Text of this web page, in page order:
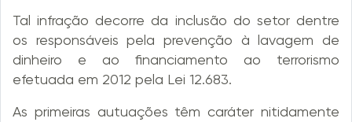
Tal infração decorre da inclusão do setor dentre
os responsáveis pela prevenção à lavagem de
dinheiro e ao financiamento ao terrorismo
efetuada em 2012 pela Lei 12.683.
As primeiras autuações têm caráter nitidamente